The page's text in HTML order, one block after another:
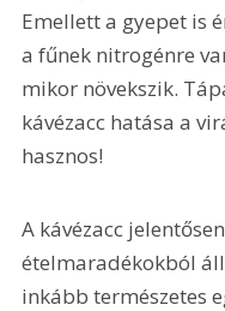
Emellett a gyepet is
a fűnek nitrogénre
mikor növekszik.
kávézacc hatása a
hasznos!
A kávézacc
ételmaradékokból
inkább természetes